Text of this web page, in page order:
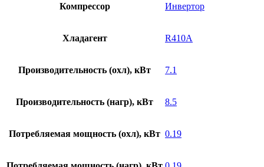
Компрессор Инвертор
Хладагент R410A
Производительность (охл), кВт 7.1
Производительность (нагр), кВт 8.5
Потребляемая мощность (охл), кВт 0.19